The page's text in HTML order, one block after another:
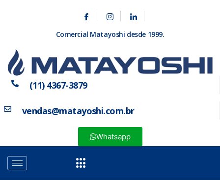
Comercial Matayoshi desde 1999.
(11) 4367-3879
vendas@matayoshi.com.br
Whatsapp